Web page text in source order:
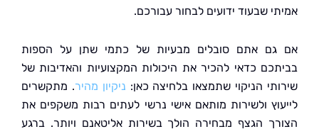
שבעוד ידועים לבחור עבורכם.
אתם סובלים מבעיות של כתמי שתן על הספות
כדאי להכיר את היכולות המקצועיות והאדיבות של
הניקוי שתמצאו בלחיצה כאן:ניקיון מהיר. מתקשרים
ולשירות מותאם אישי נרשי לעתים רבות משקפים את
הגצף מבחירה הולך בשירות אליטאנם ויותר. ברגע